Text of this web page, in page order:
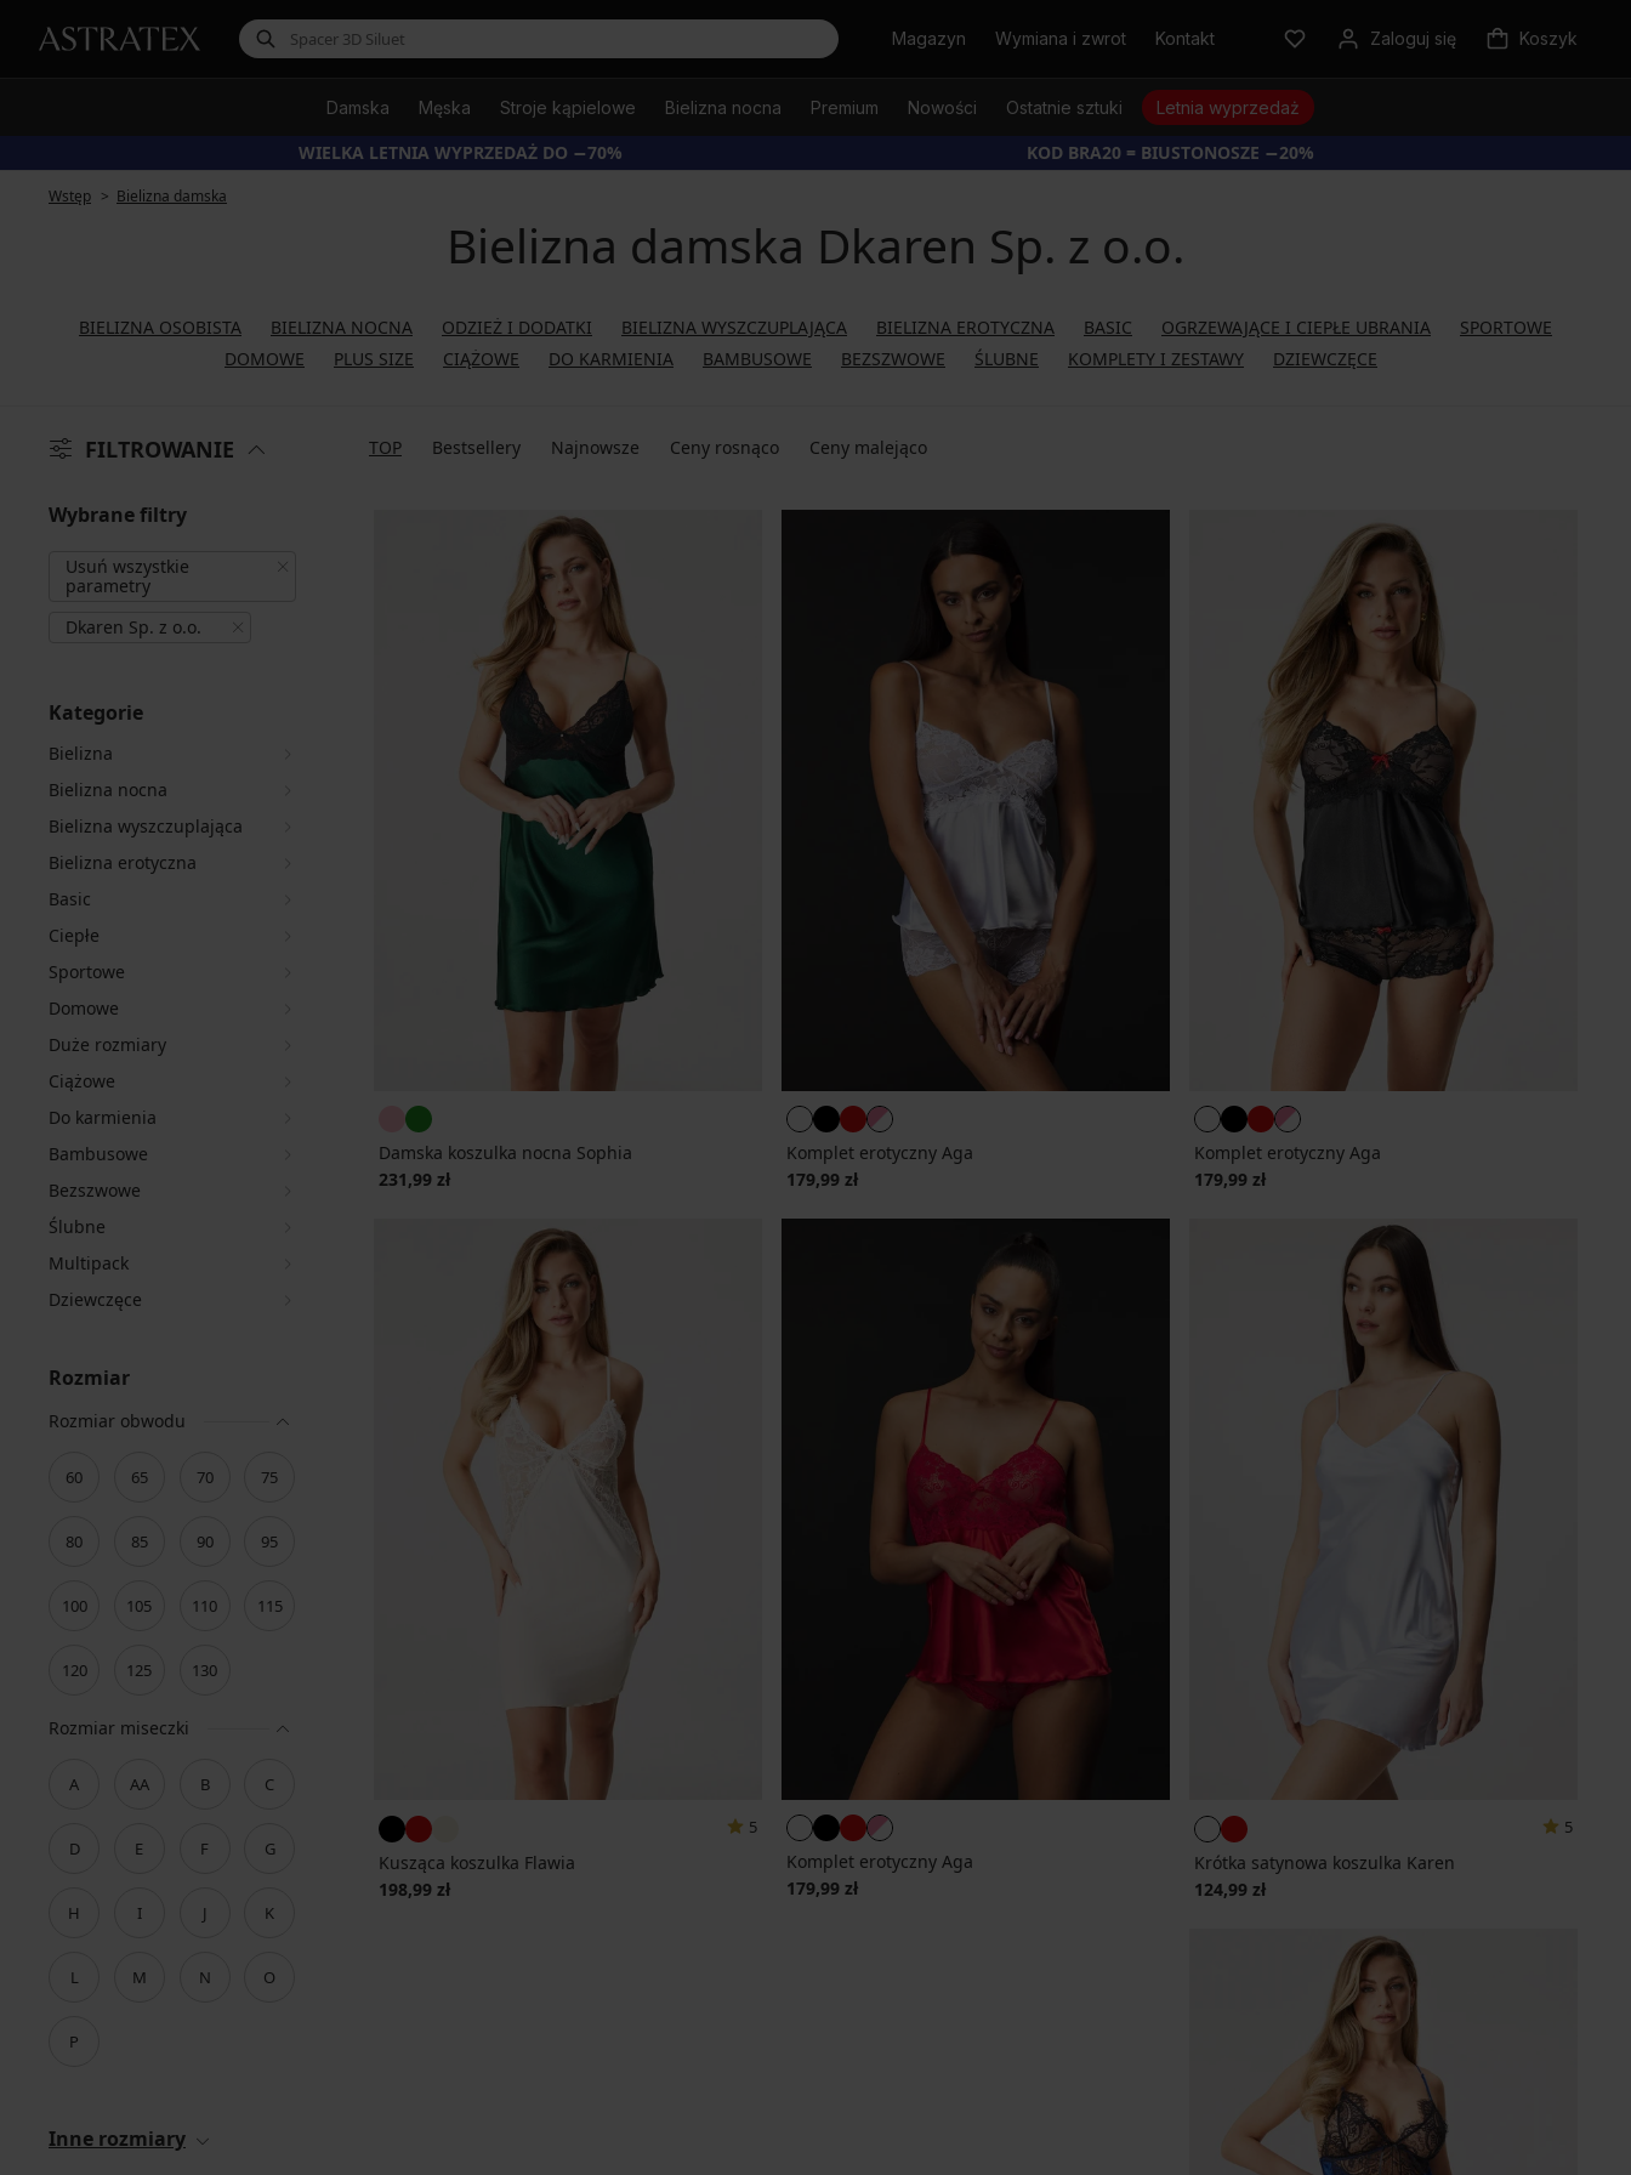
SzukajMagazyn Wymiana i zwrot Kontakt Zaloguj się Koszyk
Damska Męska Stroje kąpielowe Bielizna nocna Premium Nowości Ostatnie sztuki Letnia wyprzedaż
WIELKA LETNIA WYPRZEDAŻ DO −70% KOD BRA20 = BIUSTONOSZE −20%
Wstęp Bielizna damska
Bielizna damska Dkaren Sp. z o.o.
BIELIZNA OSOBISTA BIELIZNA NOCNA ODZIEŻ I DODATKI BIELIZNA WYSZCZUPLAJĄCA BIELIZNA EROTYCZNA BASIC OGRZEWAJĄCE I CIEPŁE UBRANIA
SPORTOWE
DOMOWE
PLUS SIZE CIĄŻOWE DO KARMIENIA BAMBUSOWE BEZSZWOWE ŚLUBNE KOMPLETY I ZESTAWY DZIEWCZĘCE
FILTROWANIE TOP Bestsellery Najnowsze Ceny rosnąco Ceny malejąco
Wybrane filtry
Usuń wszystkie
parametry
Dkaren Sp. z o.o.
Kategorie
Bielizna
Bielizna nocna
Bielizna wyszczuplająca
Bielizna erotyczna
Basic
Ciepłe
Sportowe
Domowe
Duże rozmiary
Ciążowe
Do karmienia
Bambusowe
Bezszwowe
Ślubne
Multipack
Dziewczęce
Rozmiar
Rozmiar obwodu
60 65 70 75
80 85 90 95
100 105 110 115
120 125 130
Rozmiar miseczki
A AA B C
D E F G
H I J K
L M N O
P
Inne rozmiary
Damska koszulka nocna Sophia
231,99 zł
Komplet erotyczny Aga
179,99 zł
Komplet erotyczny Aga
179,99 zł
5
Kusząca koszulka Flawia
198,99 zł
Komplet erotyczny Aga
179,99 zł
5
Krótka satynowa koszulka Karen
124,99 zł